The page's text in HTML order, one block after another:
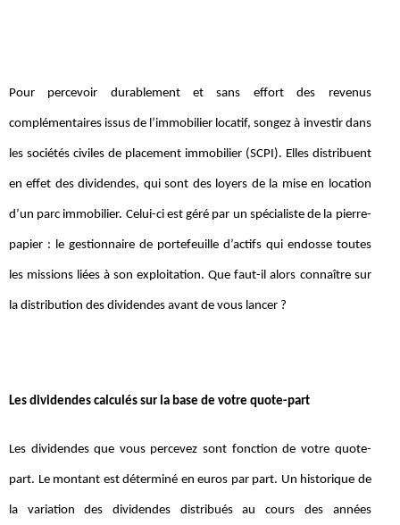
Pour percevoir durablement et sans effort des revenus
complémentaires issus de l’immobilier locatif, songez à investir dans
les sociétés civiles de placement immobilier (SCPI). Elles distribuent
en effet des dividendes, qui sont des loyers de la mise en location
d’un parc immobilier. Celui-ci est géré par un spécialiste de la pierre-
papier : le gestionnaire de portefeuille d’actifs qui endosse toutes
les missions liées à son exploitation. Que faut-il alors connaître sur
la distribution des dividendes avant de vous lancer ?
Les dividendes calculés sur la base de votre quote-part
Les dividendes que vous percevez sont fonction de votre quote-
part. Le montant est déterminé en euros par part. Un historique de
la variation des dividendes distribués au cours des années